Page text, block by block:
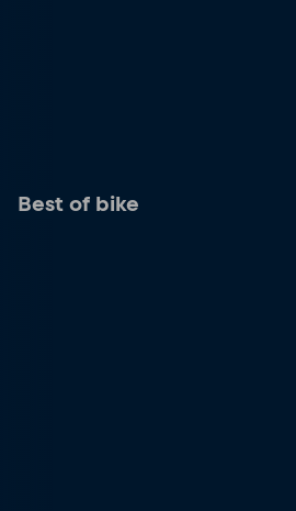
Best of bike